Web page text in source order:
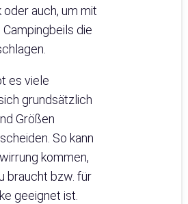
auch, um mit
die
es viele
grundsätzlich
Größen
So kann
kommen,
braucht bzw. für
geeignet ist.